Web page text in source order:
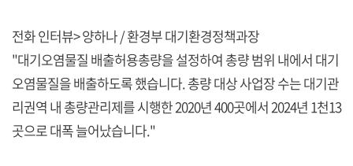
전화 인터뷰> 양하나 / 환경부 대기환경정책과장
"대기오염물질 배출허용총량을 설정하여 총량 범위 내에서 대기
오염물질을 배출하도록 했습니다. 총량 대상 사업장 수는 대기관
리권역 내 총량관리제를 시행한 2020년 400곳에서 2024년 1천13
곳으로 대폭 늘어났습니다."